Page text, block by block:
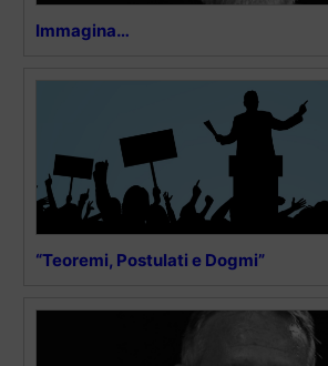
Immagina…
“Teoremi, Postulati e Dogmi”